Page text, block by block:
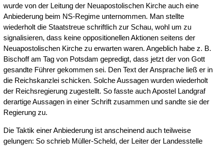
wurde von der Leitung der Neuapostolischen Kirche auch eine
Anbiederung beim NS-Regime unternommen. Man stellte
wiederholt die Staatstreue schriftlich zur Schau, wohl um zu
signalisieren, dass keine oppositionellen Aktionen seitens der
Neuapostolischen Kirche zu erwarten waren. Angeblich habe z. B.
Bischoff am Tag von Potsdam gepredigt, dass jetzt der von Gott
gesandte Führer gekommen sei. Den Text der Ansprache ließ er in
die Reichskanzlei schicken. Solche Aussagen wurden wiederholt
der Reichsregierung zugestellt. So fasste auch Apostel Landgraf
derartige Aussagen in einer Schrift zusammen und sandte sie der
Regierung zu.
Die Taktik einer Anbiederung ist anscheinend auch teilweise
gelungen: So schrieb Müller-Scheld, der Leiter der Landesstelle